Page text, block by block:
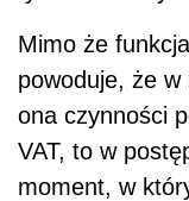
Mimo że
powoduje, że w
ona czynności
VAT, to w
moment, w